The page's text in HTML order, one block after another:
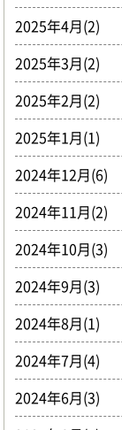
2025年4月(2)
2025年3月(2)
2025年2月(2)
2025年1月(1)
2024年12月(6)
2024年11月(2)
2024年10月(3)
2024年9月(3)
2024年8月(1)
2024年7月(4)
2024年6月(3)